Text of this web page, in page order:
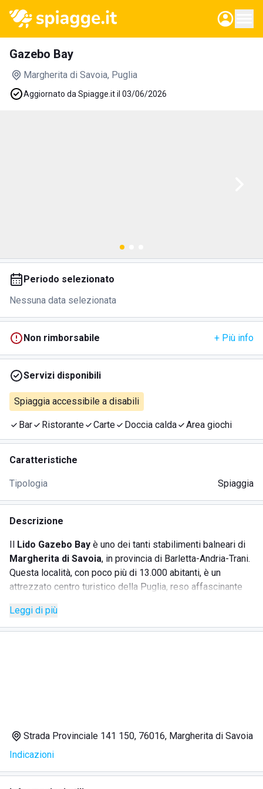
Gazebo Bay
Margherita di Savoia, Puglia
Aggiornato da Spiagge.it il 03/06/2026
Periodo selezionato
Nessuna data selezionata
Non rimborsabile + Più info
Servizi disponibili
Spiaggia accessibile a disabili
Bar Ristorante Carte Doccia calda Area giochi
Caratteristiche
Tipologia Spiaggia
Descrizione
Il Lido Gazebo Bay è uno dei tanti stabilimenti balneari di
Margherita di Savoia, in provincia di Barletta-Andria-Trani.
Questa località, con poco più di 13.000 abitanti, è un
attrezzato centro turistico della Puglia, reso affascinante
di iodio grazie alle famose Saline circostanti, risultando
perfetta per una vacanza indimenticabile. Lo stabilimento
Ombrelloni e gazebo, lettini, sedie a sdraio e sedie
modello da 'regista'
Leggi di più
Strada Provinciale 141 150, 76016, Margherita di Savoia
Indicazioni